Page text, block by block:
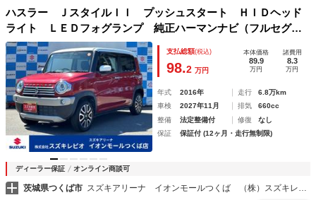
ハスラー ＪスタイルＩＩ プッシュスタート ＨＩＤヘッド
ライト ＬＥＤフォグランプ 純正ハーマンナビ（フルセグＴ
Ｖ ＣＤ ＡＭ／ＦＭ ＤＶＤ） 革巻きハンドル 全方位カ
メラ付き プッシュスタート ハーフレザー調シート
支払総額(税込)
98.2 万円
本体価格
89.9
万円
諸費用
8.3
万円
年式 2016年 走行
6.8万km
車検
2027年11月 排気
660cc
整備
法定整備付 修復
なし
保証
保証付 (12ヶ月・走行無制限)
ディーラー保証 オンライン商談可
茨城県つくば市 スズキアリーナ イオンモールつくば （株）スズキレピオ